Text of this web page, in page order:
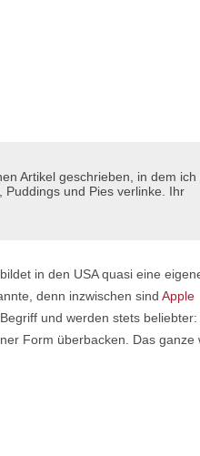
Artikel geschrieben, in dem ich
Puddings und Pies verlinke. Ihr
in den USA quasi eine
denn inzwischen sind Apple
und werden stets beliebter:
Form überbacken. Das ganze